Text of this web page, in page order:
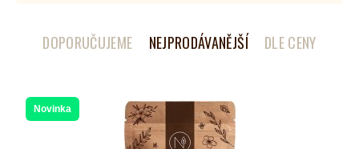
DOPORUČUJEME NEJPRODÁVANĚJŠÍ DLE CENY
Novinka